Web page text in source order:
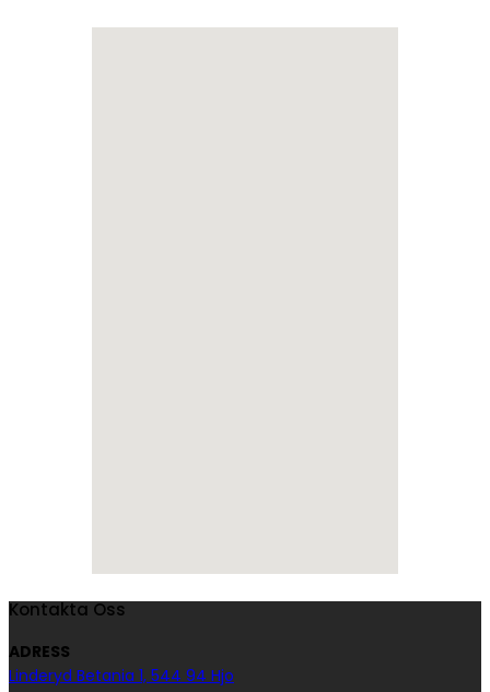
Kontakta Oss
ADRESS
Linderyd Betania 1, 544 94 Hjo